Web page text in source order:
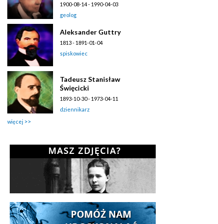
1900-08-14 - 1990-04-03
geolog
Aleksander Guttry
1813 - 1891-01-04
spiskowiec
Tadeusz Stanisław
Święcicki
1893-10-30 - 1973-04-11
dziennikarz
więcej